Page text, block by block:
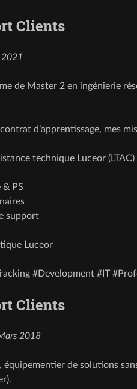
Clients
de Master 2 en ingénierie
d’apprentissage, mes
technique Luceor (LTAC)
PS
support
Luceor
#Development #IT
Clients
2018
de solutions